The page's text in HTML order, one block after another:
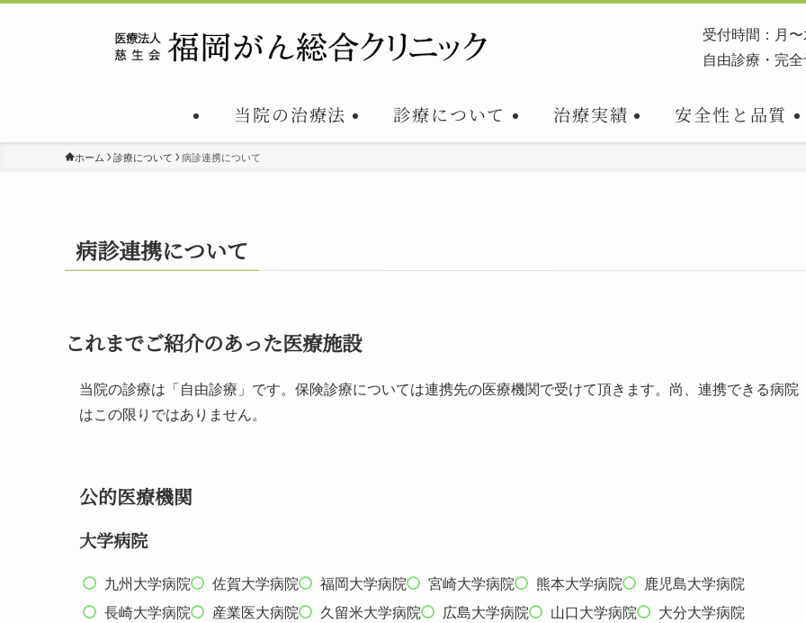
受付時間：月
自由診療・完
当院の治療法 診療について 治療実績 安全性と品質
ホーム 診療について 病診連携について
病診連携について
これまでご紹介のあった医療施設
当院の診療は「自由診療」です。保険診療については連携先の医療機関で受けて頂きます。尚、連携できる病院
はこの限りではありません。
公的医療機関
大学病院
九州大学病院 佐賀大学病院 福岡大学病院 宮崎大学病院 熊本大学病院
鹿児島大学病院
長崎大学病院
産業医大病院 久留米大学病院 広島大学病院 山口大学病院 大分大学病院